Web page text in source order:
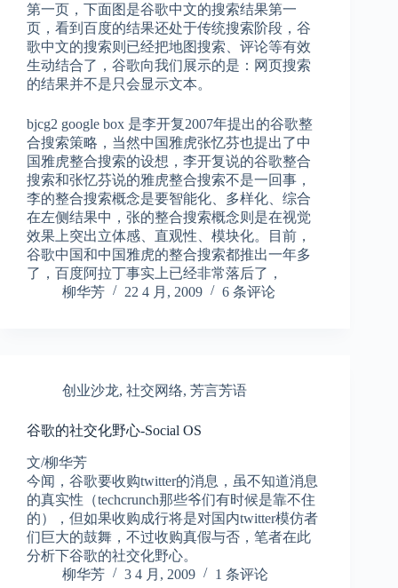
第一页，下面图是谷歌中文的搜索结果第一
页，看到百度的结果还处于传统搜索阶段，谷
歌中文的搜索则已经把地图搜索、评论等有效
生动结合了，谷歌向我们展示的是：网页搜索
的结果并不是只会显示文本。
bjcg2 google box 是李开复2007年提出的谷歌整
合搜索策略，当然中国雅虎张忆芬也提出了中
国雅虎整合搜索的设想，李开复说的谷歌整合
搜索和张忆芬说的雅虎整合搜索不是一回事，
李的整合搜索概念是要智能化、多样化、综合
在左侧结果中，张的整合搜索概念则是在视觉
效果上突出立体感、直观性、模块化。目前，
谷歌中国和中国雅虎的整合搜索都推出一年多
了，百度阿拉丁事实上已经非常落后了，
柳华芳
22 4 月, 2009 6 条评论
创业沙龙, 社交网络, 芳言芳语
谷歌的社交化野心-Social OS
文/柳华芳
今闻，谷歌要收购twitter的消息，虽不知道消息
的真实性（techcrunch那些爷们有时候是靠不住
的），但如果收购成行将是对国内twitter模仿者
们巨大的鼓舞，不过收购真假与否，笔者在此
分析下谷歌的社交化野心。
柳华芳
3 4 月, 2009 1 条评论